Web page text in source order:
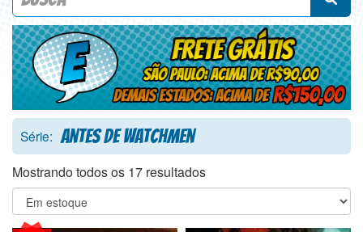
Série: Antes de Watchmen
Mostrando todos os 17 resultados